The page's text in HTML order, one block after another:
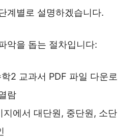
계별로 설명하겠습니다.
악을 돕는 절차입니다:
2 교과서 PDF 파일 다운로
람
지에서 대단원, 중단원, 소단